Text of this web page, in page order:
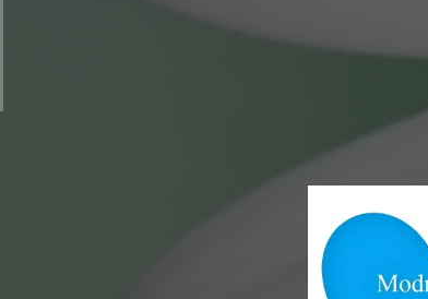
Lucie